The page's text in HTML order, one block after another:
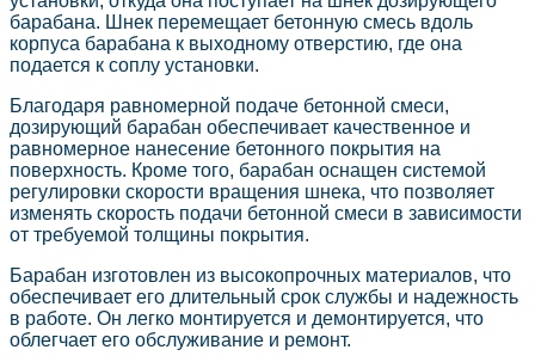
барабана. Шнек перемещает бетонную смесь вдоль
корпуса барабана к выходному отверстию, где она
подается к соплу установки.
Благодаря равномерной подаче бетонной смеси,
дозирующий барабан обеспечивает качественное и
равномерное нанесение бетонного покрытия на
поверхность. Кроме того, барабан оснащен системой
регулировки скорости вращения шнека, что позволяет
изменять скорость подачи бетонной смеси в зависимости
от требуемой толщины покрытия.
Барабан изготовлен из высокопрочных материалов, что
обеспечивает его длительный срок службы и надежность
в работе. Он легко монтируется и демонтируется, что
облегчает его обслуживание и ремонт.